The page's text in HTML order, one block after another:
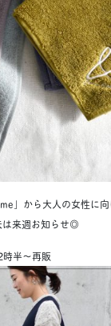
」から大人の女性に
は来週お知らせ◎
半〜再販